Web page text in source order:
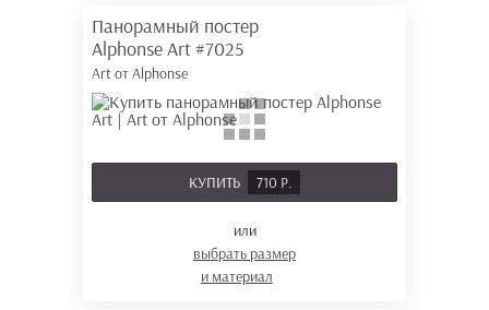
Панорамный постер
Alphonse Art #7025
Art от Alphonse
КУПИТЬ 710 Р.
или
выбрать размер
и материал